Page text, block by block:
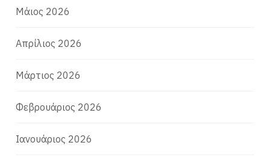
Μάιος 2026
Απρίλιος 2026
Μάρτιος 2026
Φεβρουάριος 2026
Ιανουάριος 2026